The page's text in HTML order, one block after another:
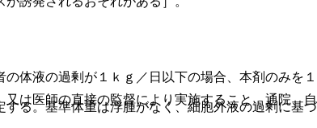
は医師の直接の監督により実施すること。通院、
体液の過剰が１ｋｇ／日以下の場合、本剤のみを１
る。基準体重は浮腫がなく、細胞外液の過剰に基